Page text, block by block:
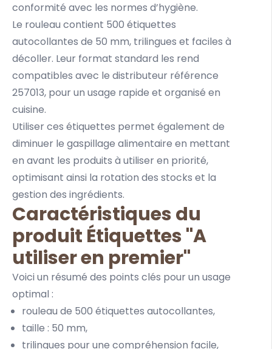
conformité avec les normes d’hygiène.
Le rouleau contient 500 étiquettes
autocollantes de 50 mm, trilingues et faciles à
décoller. Leur format standard les rend
compatibles avec le distributeur référence
257013, pour un usage rapide et organisé en
cuisine.
Utiliser ces étiquettes permet également de
diminuer le gaspillage alimentaire en mettant
en avant les produits à utiliser en priorité,
optimisant ainsi la rotation des stocks et la
gestion des ingrédients.
Caractéristiques du
produit Étiquettes "A
utiliser en premier"
Voici un résumé des points clés pour un usage
optimal :
rouleau de 500 étiquettes autocollantes,
taille : 50 mm,
trilingues pour une compréhension facile,